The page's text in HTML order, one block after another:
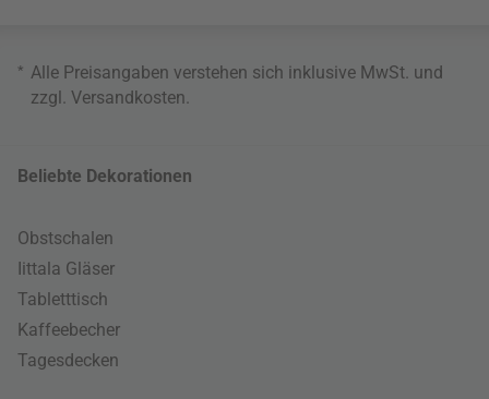
* Alle Preisangaben verstehen sich inklusive MwSt. und
zzgl. Versandkosten
Beliebte Dekorationen
Obstschalen
Iittala Gläser
Tabletttisch
Kaffeebecher
Tagesdecken